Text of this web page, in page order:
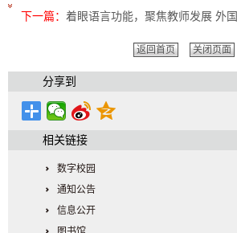
下一篇： 着眼语言功能，聚焦教师发展 外
返回首页 关闭页面
分享到
相关链接
数字校园
通知公告
信息公开